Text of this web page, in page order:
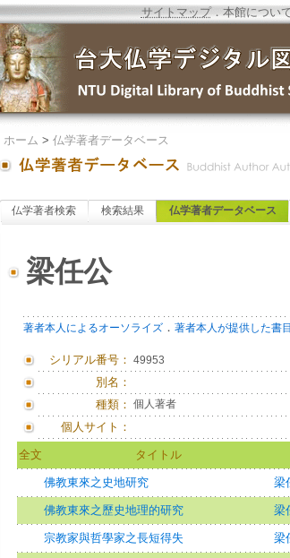
サイトマップ．本館につい
ホーム > 仏学著者データベース
仏学著者検索 検索結果 仏学著者データベース
梁任公
著者本人によるオーソライズ． 著者本人が提供した書目
シリアル番号： 49953
別名：
種類： 個人著者
個人サイト：
全文 タイトル
佛教東來之史地研究 梁
佛教東來之歷史地理的研究 梁
宗教家與哲學家之長短得失 梁